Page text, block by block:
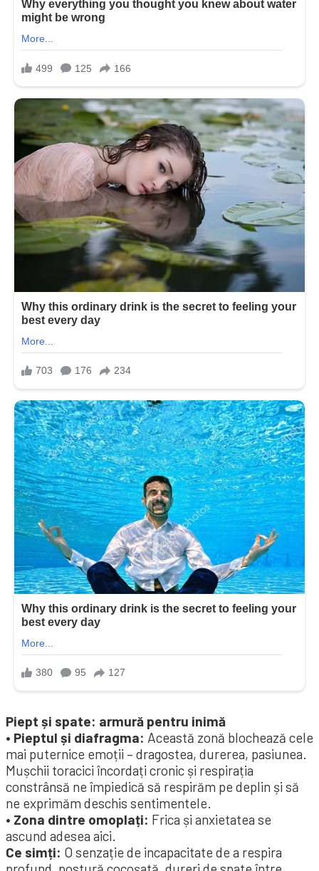
Piept și spate: armură pentru inimă
• Pieptul și diafragma: Această zonă blochează cele
mai puternice emoții – dragostea, durerea, pasiunea.
Mușchii toracici încordați cronic și respirația
constrânsă ne împiedică să respirăm pe deplin și să
ne exprimăm deschis sentimentele.
• Zona dintre omoplați: Frica și anxietatea se
ascund adesea aici.
Ce simți: O senzație de incapacitate de a respira